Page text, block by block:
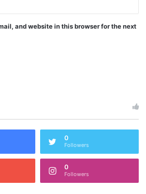
and website in this browser for the next
0
Followers
0
Followers